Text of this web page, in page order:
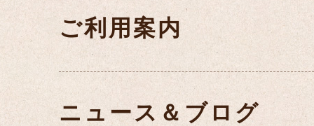
ご利用案内
ニュース＆ブログ